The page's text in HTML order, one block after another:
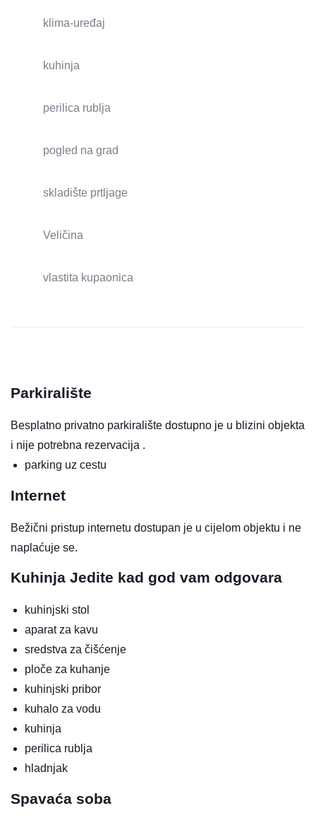
klima-uređaj
kuhinja
perilica rublja
pogled na grad
skladište prtljage
Veličina
vlastita kupaonica
Parkiralište
Besplatno privatno parkiralište dostupno je u blizini objekta
i nije potrebna rezervacija .
parking uz cestu
Internet
Bežični pristup internetu dostupan je u cijelom objektu i ne
naplaćuje se.
Kuhinja Jedite kad god vam odgovara
kuhinjski stol
aparat za kavu
sredstva za čišćenje
ploče za kuhanje
kuhinjski pribor
kuhalo za vodu
kuhinja
perilica rublja
hladnjak
Spavaća soba